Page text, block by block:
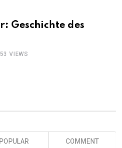
Geschichte des
VIEWS
POPULAR COMMENT